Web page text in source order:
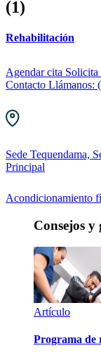
(1)
Rehabilitación
Agendar cita Solicita
Contacto Llámanos:
Sede Tequendama,
Principal
Acondicionamiento
Consejos
Artículo
Programa de